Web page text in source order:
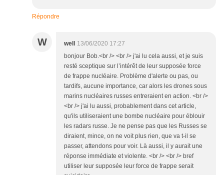
Répondre
W well 13/06/2020 17:27
bonjour Bob.<br /> <br /> j'ai lu cela aussi, et je suis
resté sceptique sur l’intérêt de leur supposée force
de frappe nucléaire. Problème d'alerte ou pas, ou
tardifs, aucune importance, car alors les drones sous
marins nucléaires russes entreraient en action. <br />
<br /> j'ai lu aussi, probablement dans cet article,
qu'ils utiliseraient une bombe nucléaire pour éblouir
les radars russe. Je ne pense pas que les Russes se
diraient, mince, on ne voit plus rien, que va t-il se
passer, attendons pour voir. Là aussi, il y aurait une
réponse immédiate et violente. <br /> <br /> bref
utiliser leur supposée leur force de frappe serait